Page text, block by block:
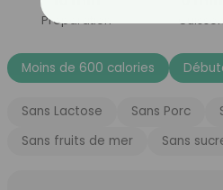
Préparation
Moins de 600 calories
Sans Lactose Sans Porc
Sans fruits de mer
Sans